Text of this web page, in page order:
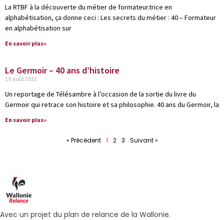
La RTBF à la découverte du métier de formateur.trice en
alphabétisation, ça donne ceci : Les secrets du métier : 40 – Formateur
en alphabétisation sur
En savoir plus»
Le Germoir – 40 ans d’histoire
19 août 2022
Un reportage de Télésambre à l’occasion de la sortie du livre du
Germoir qui retrace son histoire et sa philosophie. 40 ans du Germoir, la
En savoir plus»
« Précédent 1 2 3 Suivant »
Avec un projet du plan de relance de la Wallonie.